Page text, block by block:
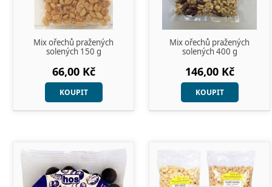
Mix ořechů pražených
solených 150 g
66,00 Kč
KOUPIT
Mix ořechů pražených
solených 400 g
146,00 Kč
KOUPIT